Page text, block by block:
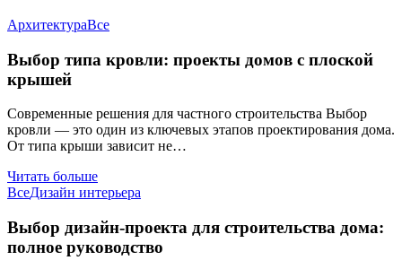
АрхитектураВсе
Выбор типа кровли: проекты домов с плоской
крышей
Современные решения для частного строительства Выбор
кровли — это один из ключевых этапов проектирования дома.
От типа крыши зависит не…
Читать больше
ВсеДизайн интерьера
Выбор дизайн-проекта для строительства дома:
полное руководство